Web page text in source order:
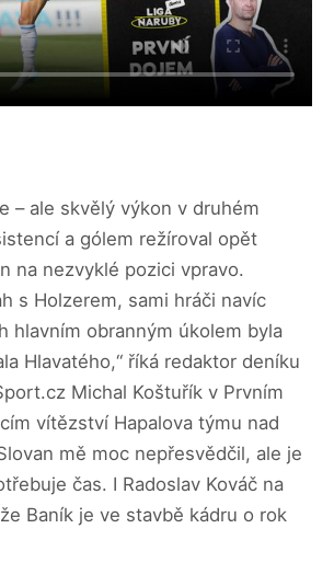
– ale skvělý výkon v druhém
a gólem režíroval opět
na nezvyklé pozici vpravo.
s Holzerem, sami hráči navíc
hlavním obranným úkolem byla
Hlavatého,“ říká redaktor deníku
Michal Koštuřík v Prvním
vítězství Hapalova týmu nad
mě moc nepřesvědčil, ale je
čas. I Radoslav Kováč na
Baník je ve stavbě kádru o rok